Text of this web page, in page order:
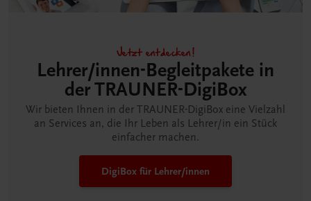
Jetzt entdecken!
Lehrer/innen-Begleitpakete in
der TRAUNER-DigiBox
Wir bieten Ihnen in der TRAUNER-DigiBox eine Vielzahl
an Services an, die Ihr Leben als Lehrer/in ein Stück
einfacher machen.
DigiBox für Lehrer/innen